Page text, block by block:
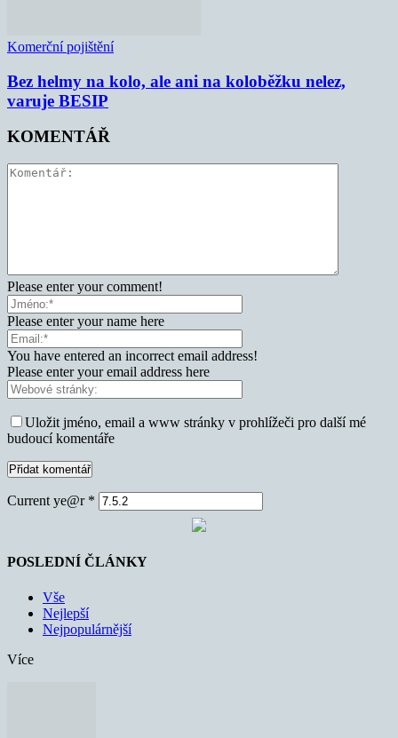
Komerční pojištění
Bez helmy na kolo, ale ani na koloběžku nelez,
varuje BESIP
KOMENTÁŘ
Please enter your comment!
Please enter your name here
You have entered an incorrect email address!
Please enter your email address here
Uložit jméno, email a www stránky v prohlížeči pro další mé
budoucí komentáře
Current ye@r *
POSLEDNÍ ČLÁNKY
Vše
Nejlepší
Nejpopulárnější
Více